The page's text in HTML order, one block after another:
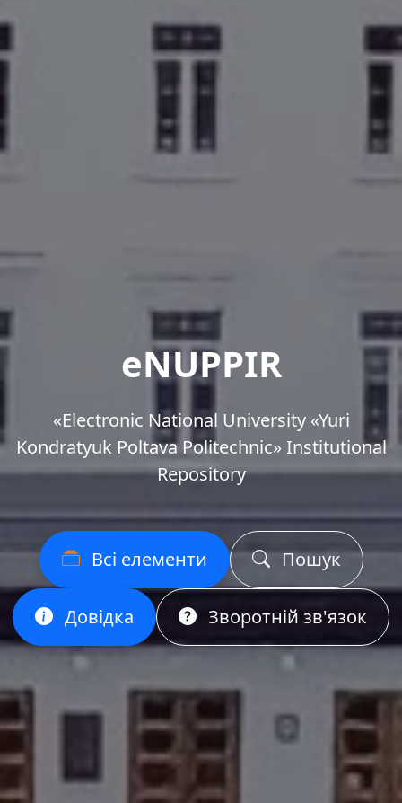
eNUPPIR
«Еlectronic National University «Yuri
Kondratyuk Poltava Politechnic» Institutional
Repository
Всі елементи Пошук
Довідка Зворотній зв'язок